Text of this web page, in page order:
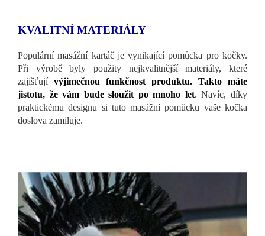
KVALITNÍ MATERIÁLY
Populární masážní kartáč je vynikající pomůcka pro kočky.
Při výrobě byly použity nejkvalitnější materiály, které
zajišťují výjimečnou funkčnost produktu. Takto máte
jistotu, že vám bude sloužit po mnoho let. Navíc, díky
praktickému designu si tuto masážní pomůcku vaše kočka
doslova zamiluje.